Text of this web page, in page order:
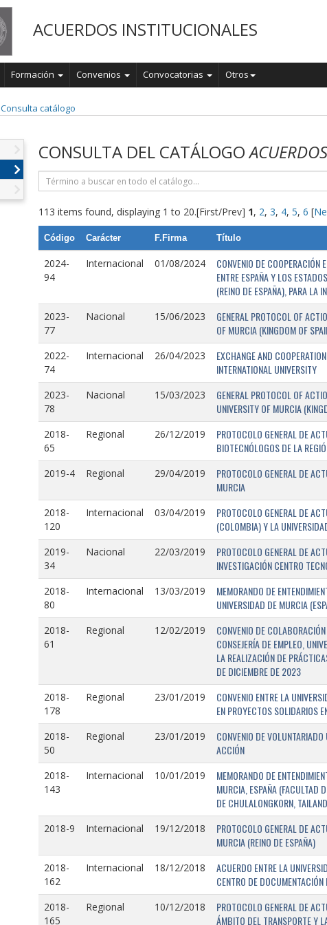
ACUERDOS INSTITUCIONALES
Formación Convenios Convocatorias Otros
Consulta catálogo
CONSULTA DEL CATÁLOGO
113 items found, displaying 1 to 20.[First/Prev] 1, 2, 3, 4, 5, 6 [
Código Carácter F.Firma Título
2024-
94
Internacional 01/08/2024
CONVENIO DE COOPERACIÓN
ENTRE ESPAÑA Y LOS
(REINO DE ESPAÑA), PARA LA
2023-
77
Nacional 15/06/2023
GENERAL PROTOCOL OF
OF MURCIA (KINGDOM OF
2022-
74
Internacional 26/04/2023
EXCHANGE AND
INTERNATIONAL UNIVERSITY
2023-
78
Nacional 15/03/2023
GENERAL PROTOCOL OF
UNIVERSITY OF MURCIA
2018-
65
Regional 26/12/2019
PROTOCOLO GENERAL DE
BIOTECNÓLOGOS DE LA
2019-4 Regional 29/04/2019
PROTOCOLO GENERAL DE
MURCIA
2018-
120
Internacional 03/04/2019
PROTOCOLO GENERAL DE
(COLOMBIA) Y LA
2019-
34
Nacional 22/03/2019
PROTOCOLO GENERAL DE
INVESTIGACIÓN CENTRO
2018-
80
Internacional 13/03/2019
MEMORANDO DE
UNIVERSIDAD DE MURCIA
2018-
61
Regional 12/02/2019
CONVENIO DE
CONSEJERÍA DE EMPLEO,
LA REALIZACIÓN DE
DE DICIEMBRE DE 2023
2018-
178
Regional 23/01/2019
CONVENIO ENTRE LA
EN PROYECTOS SOLIDARIOS
2018-
50
Regional 23/01/2019
CONVENIO DE
ACCIÓN
2018-
143
Internacional 10/01/2019
MEMORANDO DE
MURCIA, ESPAÑA (FACULTAD
DE CHULALONGKORN,
2018-9 Internacional 19/12/2018
PROTOCOLO GENERAL DE
MURCIA (REINO DE ESPAÑA)
2018-
162
Internacional 18/12/2018
ACUERDO ENTRE LA
CENTRO DE
2018-
165
Regional 10/12/2018
PROTOCOLO GENERAL DE
ÁMBITO DEL TRANSPORTE Y